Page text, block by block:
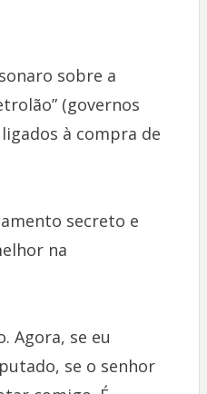
sobre a
(governos
à compra de
secreto e
na
Agora, se eu
se o senhor